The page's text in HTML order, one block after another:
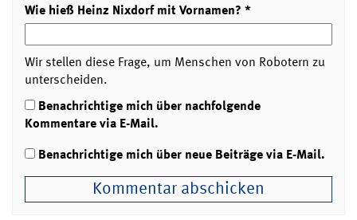
Wie hieß Heinz Nixdorf mit Vornamen? *
Wir stellen diese Frage, um Menschen von Robotern zu
unterscheiden.
Benachrichtige mich über nachfolgende
Kommentare via E-Mail.
Benachrichtige mich über neue Beiträge via E-Mail.